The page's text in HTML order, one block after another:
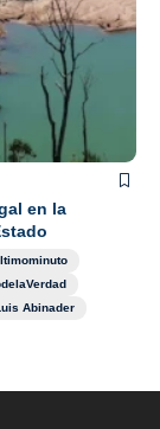
en la
Abinader